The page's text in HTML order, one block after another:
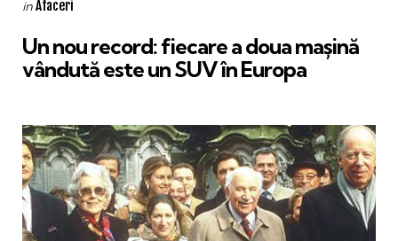
Posted
inAfaceri
Un nou record: fiecare a doua mașină
vândută este un SUV în Europa